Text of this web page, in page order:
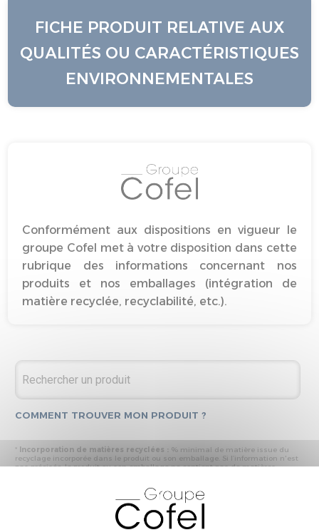
FICHE PRODUIT RELATIVE AUX
QUALITÉS OU CARACTÉRISTIQUES
ENVIRONNEMENTALES
Conformément aux dispositions en vigueur le
groupe Cofel met à votre disposition dans cette
rubrique des informations concernant nos
produits et nos emballages (intégration de
matière recyclée, recyclabilité, etc.).
COMMENT TROUVER MON PRODUIT ?
* Incorporation de matières recyclées : % minimal de matière issue du
recyclage incorporée dans le produit ou son emballage. Si l’information n'est
pas précisée, le produit ou son emballage ne contient pas de matières
- « produit ou emballage majoritairement recyclable » : la matière recyclée
produite par les processus de recyclage mis en œuvre représente plus de 50
% en masse du déchet collecté
- « produit ou emballage entièrement recyclable » : la matière recyclée